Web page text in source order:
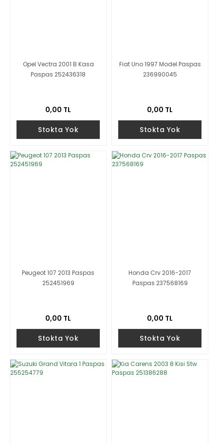
Opel Vectra 2001 B Kasa
Paspas 252436318
0,00 TL
Stokta Yok
Fiat Uno 1997 Model Paspas
236990045
0,00 TL
Stokta Yok
Peugeot 107 2013 Paspas
252451969
0,00 TL
Stokta Yok
Honda Crv 2016-2017
Paspas 237568169
0,00 TL
Stokta Yok